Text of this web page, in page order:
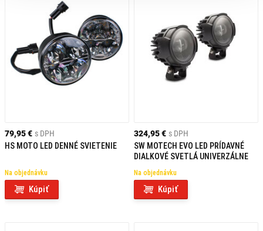
79,95 € s DPH
HS MOTO LED DENNÉ SVIETENIE
Na objednávku
Kúpiť
324,95 € s DPH
SW MOTECH EVO LED PRÍDAVNÉ
DIALKOVÉ SVETLÁ UNIVERZÁLNE
Na objednávku
Kúpiť